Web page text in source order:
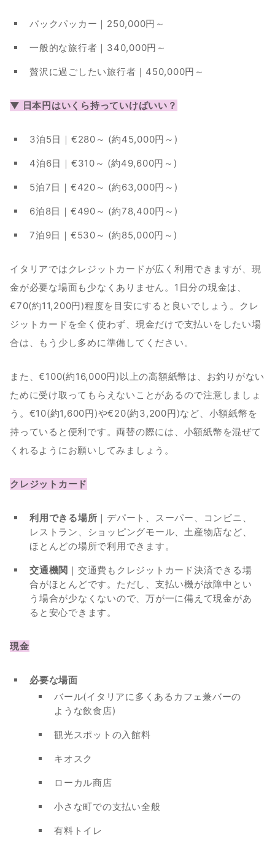
バックパッカー｜250,000円～
一般的な旅行者｜340,000円～
贅沢に過ごしたい旅行者｜450,000円～
▼ 日本円はいくら持っていけばいい？
3泊5日｜€280～ (約45,000円～)
4泊6日｜€310～ (約49,600円～)
5泊7日｜€420～ (約63,000円～)
6泊8日｜€490～ (約78,400円～)
7泊9日｜€530～ (約85,000円～)
イタリアではクレジットカードが広く利用できますが、現
金が必要な場面も少なくありません。1日分の現金は、
€70(約11,200円)程度を目安にすると良いでしょう。クレ
ジットカードを全く使わず、現金だけで支払いをしたい場
合は、もう少し多めに準備してください。
また、€100(約16,000円)以上の高額紙幣は、お釣りがない
ために受け取ってもらえないことがあるので注意しましょ
う。€10(約1,600円)や€20(約3,200円)など、小額紙幣を
持っていると便利です。両替の際には、小額紙幣を混ぜて
くれるようにお願いしてみましょう。
クレジットカード
利用できる場所 ｜デパート、スーパー、コンビニ、
レストラン、ショッピングモール、土産物店など、
ほとんどの場所で利用できます。
交通機関 ｜交通費もクレジットカード決済できる場
合がほとんどです。ただし、支払い機が故障中とい
う場合が少なくないので、万が一に備えて現金があ
ると安心できます。
現金
必要な場面
バール(イタリアに多くあるカフェ兼バーの
ような飲食店)
観光スポットの入館料
キオスク
ローカル商店
小さな町での支払い全般
有料トイレ